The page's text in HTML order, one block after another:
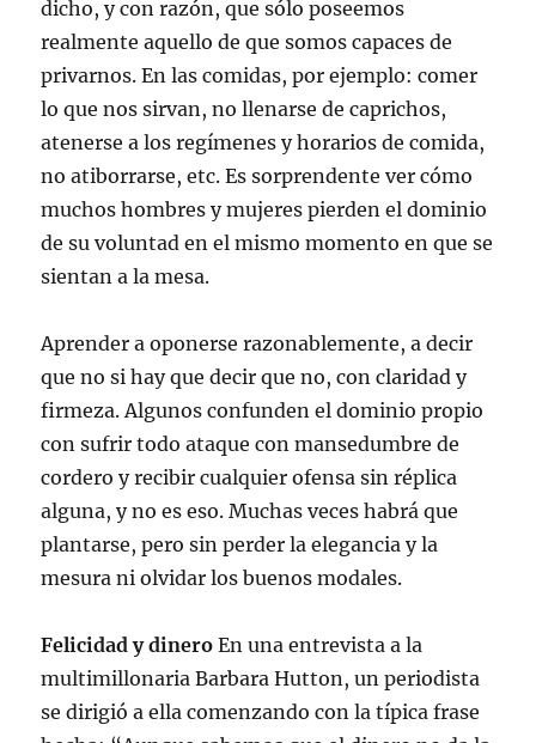
dicho, y con razón, que sólo poseemos
realmente aquello de que somos capaces de
privarnos. En las comidas, por ejemplo: comer
lo que nos sirvan, no llenarse de caprichos,
atenerse a los regímenes y horarios de comida,
no atiborrarse, etc. Es sorprendente ver cómo
muchos hombres y mujeres pierden el dominio
de su voluntad en el mismo momento en que se
sientan a la mesa.
Aprender a oponerse razonablemente, a decir
que no si hay que decir que no, con claridad y
firmeza. Algunos confunden el dominio propio
con sufrir todo ataque con mansedumbre de
cordero y recibir cualquier ofensa sin réplica
alguna, y no es eso. Muchas veces habrá que
plantarse, pero sin perder la elegancia y la
mesura ni olvidar los buenos modales.
Felicidad y dinero En una entrevista a la
multimillonaria Barbara Hutton, un periodista
se dirigió a ella comenzando con la típica frase